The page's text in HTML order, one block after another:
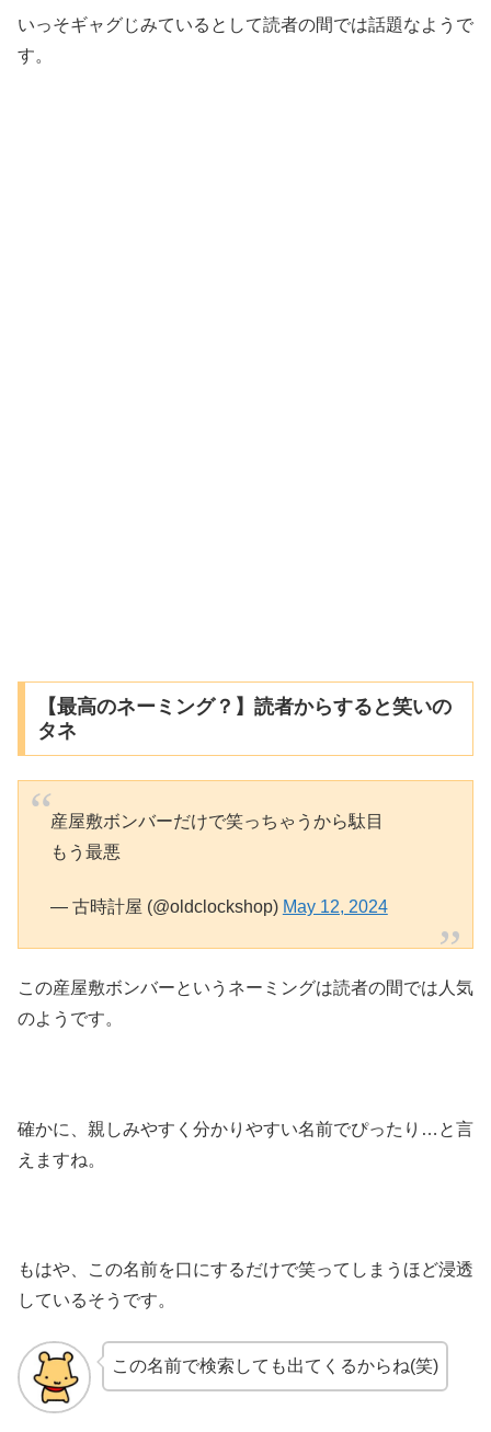
いっそギャグじみているとして読者の間では話題なようで
す。
【最高のネーミング？】読者からすると笑いの
タネ
産屋敷ボンバーだけで笑っちゃうから駄目
もう最悪
— 古時計屋 (@oldclockshop) May 12, 2024
この産屋敷ボンバーというネーミングは読者の間では人気
のようです。
確かに、親しみやすく分かりやすい名前でぴったり…と言
えますね。
もはや、この名前を口にするだけで笑ってしまうほど浸透
しているそうです。
この名前で検索しても出てくるからね(笑)